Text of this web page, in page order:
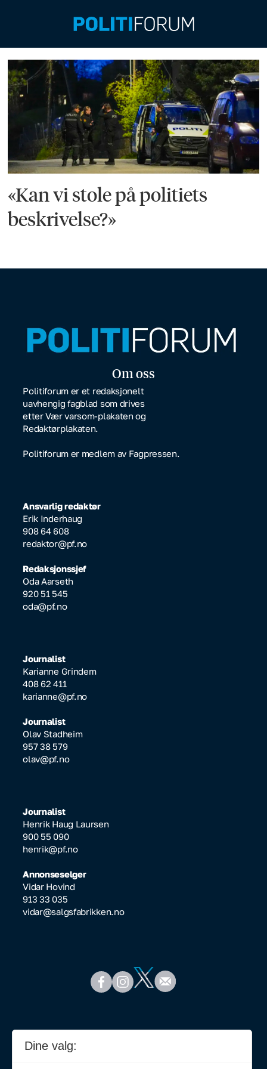
Emne:
voldstrender
«Kan vi stole på politiets
beskrivelse?»
Om oss
Politiforum er et redaksjonelt
uavhengig fagblad som drives
etter Vær varsom-plakaten og
Redaktørplakaten.
Politiforum er medlem av Fagpressen.
Ansvarlig redaktør
Erik Inderhaug
908 64 608
redaktor@pf.no
Redaksjonssjef
Oda Aarseth
920 51 545
oda@pf.no
Journalist
Karianne Grindem
408 62 411
karianne@pf.no
Journalist
Olav Stadheim
957 38 579
olav@pf.no
Journalist
Henrik Haug Laursen
900 55 090
henrik@pf.no
Annonseselger
Vidar Hovind
913 33 035
vidar@salgsfabrikken.no
Dine valg: